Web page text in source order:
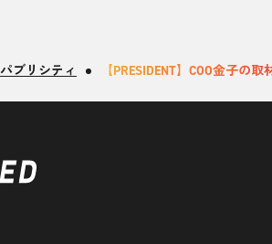
パブリシティ 【PRESIDENT】COO金子の